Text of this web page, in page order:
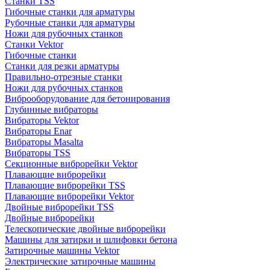
Гибочные станки для арматуры
Рубочные станки для арматуры
Ножи для рубочных станков
Станки Vektor
Гибочные станки
Станки для резки арматуры
Правильно-отрезные станки
Ножи для рубочных станков
Виброоборудование для бетонирования
Глубинные вибраторы
Вибраторы Vektor
Вибраторы Enar
Вибраторы Masalta
Вибраторы TSS
Секционные виброрейки Vektor
Плавающие виброрейки
Плавающие виброрейки TSS
Плавающие виброрейки Vektor
Двойные виброрейки TSS
Двойные виброрейки
Телескопические двойные виброрейки
Машины для затирки и шлифовки бетона
Затирочные машины Vektor
Электрические затирочные машины